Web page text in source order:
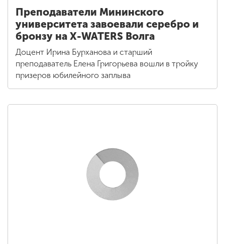
Преподаватели Мининского
университета завоевали серебро и
бронзу на X-WATERS Волга
Доцент Ирина Бурханова и старший
преподаватель Елена Григорьева вошли в тройку
призеров юбилейного заплыва